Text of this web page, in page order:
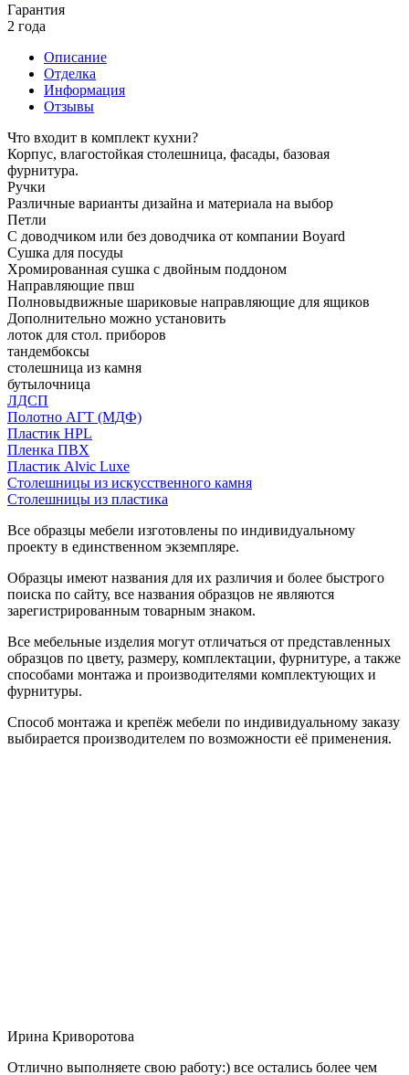
Гарантия
2 года
Описание
Отделка
Информация
Отзывы
Что входит в комплект кухни?
Корпус, влагостойкая столешница, фасады, базовая
фурнитура.
Ручки
Различные варианты дизайна и материала на выбор
Петли
С доводчиком или без доводчика от компании Boyard
Сушка для посуды
Хромированная сушка с двойным поддоном
Направляющие пвш
Полновыдвижные шариковые направляющие для ящиков
Дополнительно можно установить
лоток для стол. приборов
тандембоксы
столешница из камня
бутылочница
ЛДСП
Полотно АГТ (МДФ)
Пластик HPL
Пленка ПВХ
Пластик Alvic Luxe
Столешницы из искусственного камня
Столешницы из пластика
Все образцы мебели изготовлены по индивидуальному
проекту в единственном экземпляре.
Образцы имеют названия для их различия и более быстрого
поиска по сайту, все названия образцов не являются
зарегистрированным товарным знаком.
Все мебельные изделия могут отличаться от представленных
образцов по цвету, размеру, комплектации, фурнитуре, а также
способами монтажа и производителями комплектующих и
фурнитуры.
Способ монтажа и крепёж мебели по индивидуальному заказу
выбирается производителем по возможности её применения.
Ирина Криворотова
Отлично выполняете свою работу:) все остались более чем